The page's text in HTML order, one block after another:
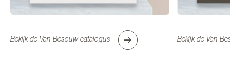
Bekijk de Van Besouw catalogus Bekijk de Van
ZOEK EEN DEALER BIJ U IN